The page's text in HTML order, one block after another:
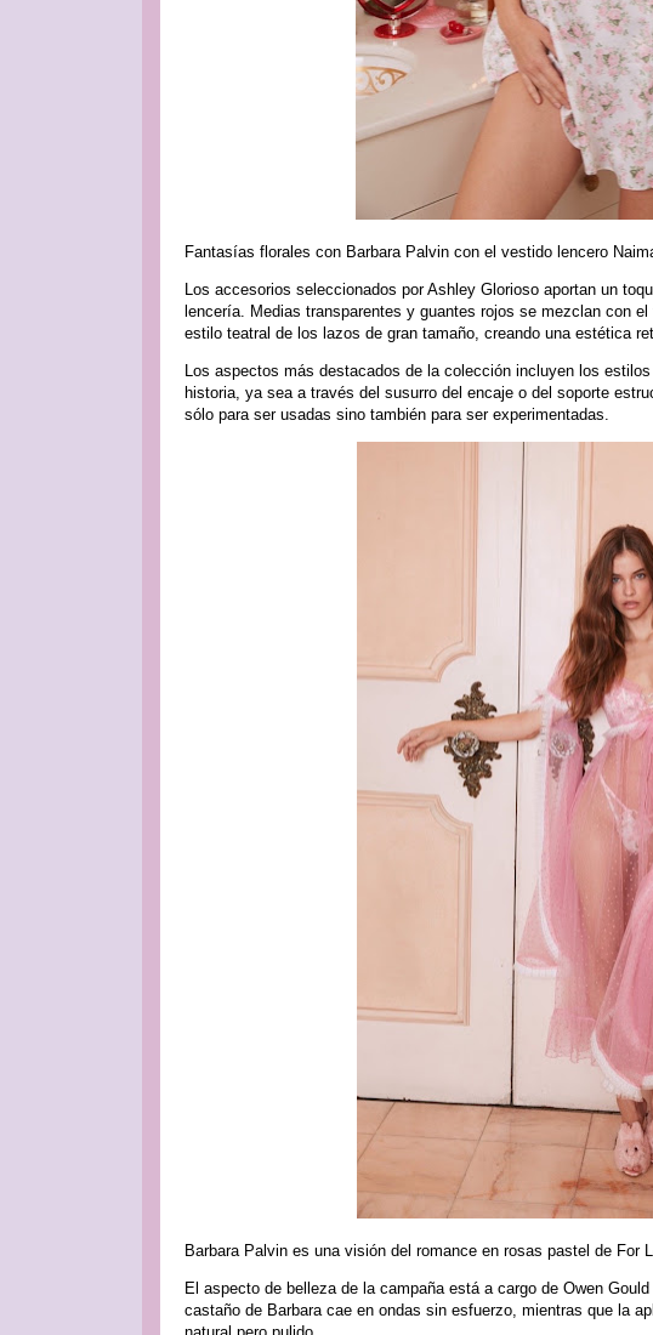
Fantasías florales con Barbara Palvin con el vestido lencero
Los accesorios seleccionados por Ashley Glorioso aportan un
lencería. Medias transparentes y guantes rojos se mezclan con
estilo teatral de los lazos de gran tamaño, creando una estética
Los aspectos más destacados de la colección incluyen los
historia, ya sea a través del susurro del encaje o del soporte
sólo para ser usadas sino también para ser experimentadas.
Barbara Palvin es una visión del romance en rosas pastel de For
El aspecto de belleza de la campaña está a cargo de Owen
castaño de Barbara cae en ondas sin esfuerzo, mientras que la